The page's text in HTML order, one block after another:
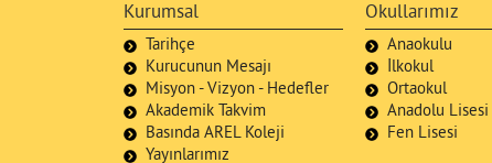
Kurumsal
Tarihçe
Kurucunun Mesajı
Misyon - Vizyon - Hedefler
Akademik Takvim
Basında AREL Koleji
Yayınlarımız
Okullarımız
Anaokulu
İlkokul
Ortaokul
Anadolu Lisesi
Fen Lisesi